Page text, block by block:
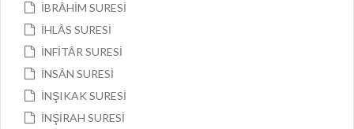
İBRÂHİM SURESİ
İHLÂS SURESİ
İNFİTÂR SURESİ
İNSÂN SURESİ
İNŞIKAK SURESİ
İNŞİRAH SURESİ